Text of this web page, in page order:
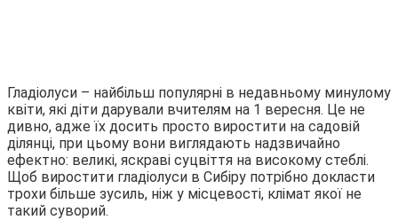
Гладіолуси – найбільш популярні в недавньому минулому
квіти, які діти дарували вчителям на 1 вересня. Це не
дивно, адже їх досить просто виростити на садовій
ділянці, при цьому вони виглядають надзвичайно
ефектно: великі, яскраві суцвіття на високому стеблі.
Щоб виростити гладіолуси в Сибіру потрібно докласти
трохи більше зусиль, ніж у місцевості, клімат якої не
такий суворий.